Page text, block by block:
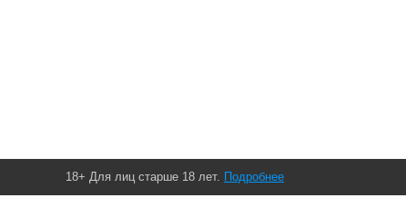
18+ Для лиц старше 18 лет. Подробнее